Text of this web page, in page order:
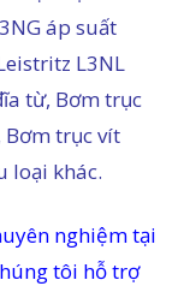
áp suất
L3NL
từ, Bơm trục
trục vít
loại khác.
nghiệm tại
tôi hỗ trợ